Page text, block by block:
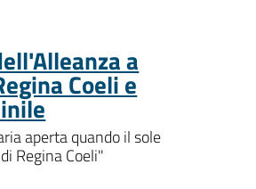
a
Coeli e
aperta quando il sole
Regina Coeli"